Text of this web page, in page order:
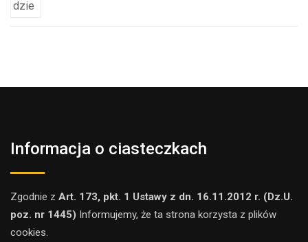
Informacja o ciasteczkach
Zgodnie z Art. 173, pkt. 1 Ustawy z dn. 16.11.2012 r. (Dz.U.
poz. nr 1445) Informujemy, że ta strona korzysta z plików
cookies.